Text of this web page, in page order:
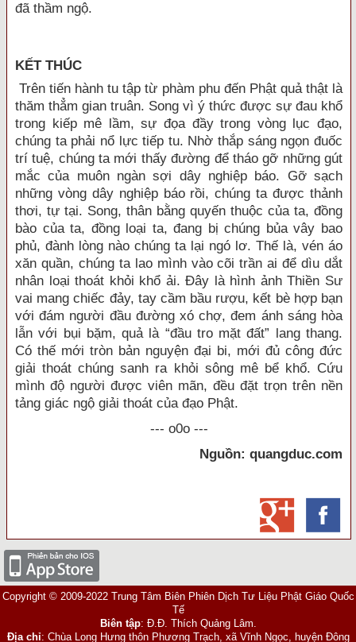
đã thầm ngộ.
KẾT THÚC
Trên tiến hành tu tập từ phàm phu đến Phật quả thật là
thăm thẳm gian truân. Song vì ý thức được sự đau khổ
trong kiếp mê lầm, sự đọa đầy trong vòng lục đạo,
chúng ta phải nổ lực tiếp tu. Nhờ thắp sáng ngọn đuốc
trí tuệ, chúng ta mới thấy đường để tháo gỡ những gút
mắc của muôn ngàn sợi dây nghiệp báo. Gỡ sạch
những vòng dây nghiệp báo rồi, chúng ta được thảnh
thơi, tự tại. Song, thân bằng quyến thuộc của ta, đồng
bào của ta, đồng loại ta, đang bị chúng bủa vây bao
phủ, đành lòng nào chúng ta lại ngó lơ. Thế là, vén áo
xăn quần, chúng ta lao mình vào cõi trần ai để dìu dắt
nhân loại thoát khỏi khổ ải. Ðây là hình ảnh Thiền Sư
vai mang chiếc đảy, tay cầm bầu rượu, kết bè hợp bạn
với đám người đầu đường xó chợ, đem ánh sáng hòa
lẫn với bụi bặm, quả là “đầu tro mặt đất” lang thang.
Có thế mới tròn bản nguyện đại bi, mới đủ công đức
giải thoát chúng sanh ra khỏi sông mê bể khổ. Cứu
mình độ người được viên mãn, đều đặt trọn trên nền
tảng giác ngộ giải thoát của đạo Phật.
--- o0o ---
Nguồn: quangduc.com
Copyright © 2009-2022 Trung Tâm Biên Phiên Dịch Tư Liệu Phật Giáo Quốc
Tế
Biên tập: Đ.Đ. Thích Quảng Lâm.
Địa chỉ: Chùa Long Hưng thôn Phương Trạch, xã Vĩnh Ngọc, huyện Đông